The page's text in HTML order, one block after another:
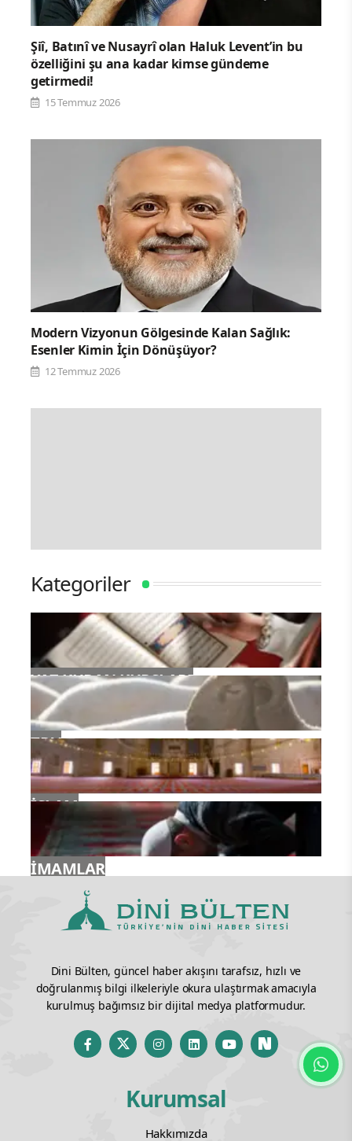
Şiî, Batınî ve Nusayrî olan Haluk Levent’in bu
özelliğini şu ana kadar kimse gündeme
getirmedi!
15 Temmuz 2026
Modern Vizyonun Gölgesinde Kalan Sağlık:
Esenler Kimin İçin Dönüşüyor?
12 Temmuz 2026
Kategoriler
YAZ KURAN KURSLARI
TDV
İSLAM
İMAMLAR
Dini Bülten, güncel haber akışını tarafsız, hızlı ve
doğrulanmış bilgi ilkeleriyle okura ulaştırmak amacıyla
kurulmuş bağımsız bir dijital medya platformudur.
Kurumsal
Hakkımızda